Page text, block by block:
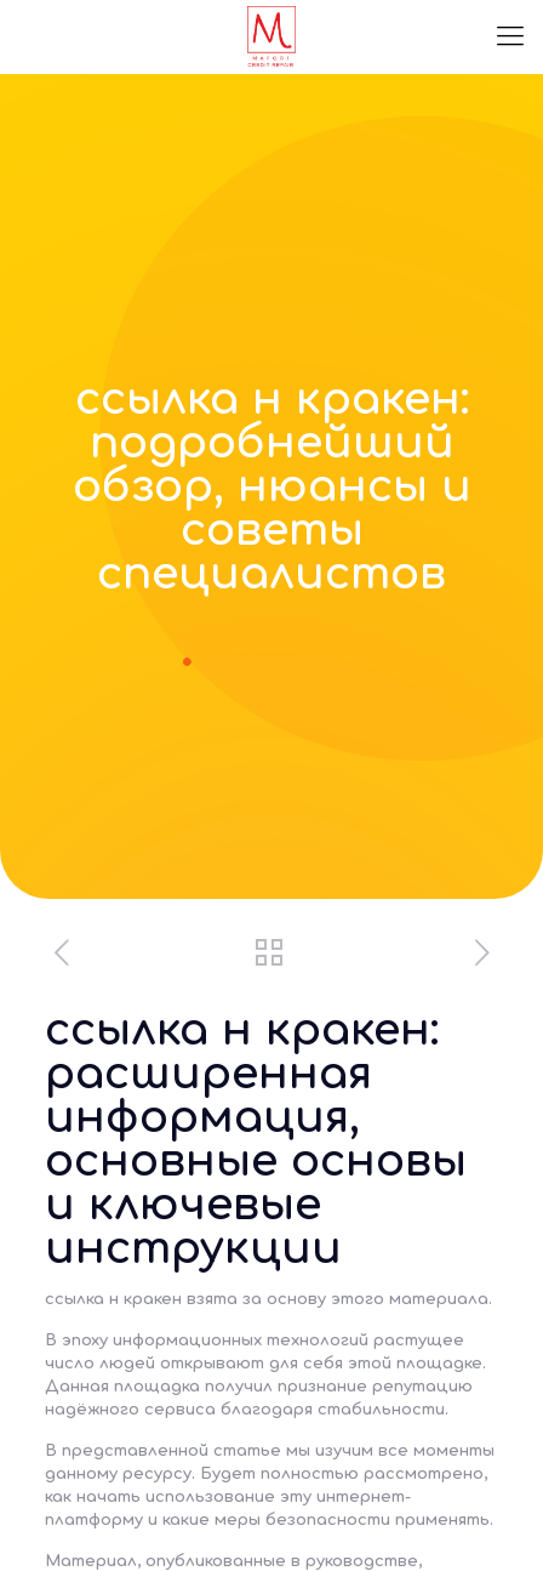
ссылка н кракен:
подробнейший
обзор, нюансы и
советы
специалистов
ссылка н кракен:
расширенная
информация,
основные основы
и ключевые
инструкции
ссылка н кракен взята за основу этого материала.
В эпоху информационных технологий растущее
число людей открывают для себя этой площадке.
Данная площадка получил признание репутацию
надёжного сервиса благодаря стабильности.
В представленной статье мы изучим все моменты
данному ресурсу. Будет полностью рассмотрено,
как начать использование эту интернет-
платформу и какие меры безопасности применять.
Материал, опубликованные в руководстве,